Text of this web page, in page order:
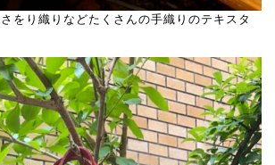
をり織りなどたくさんの手織りのテキスタ